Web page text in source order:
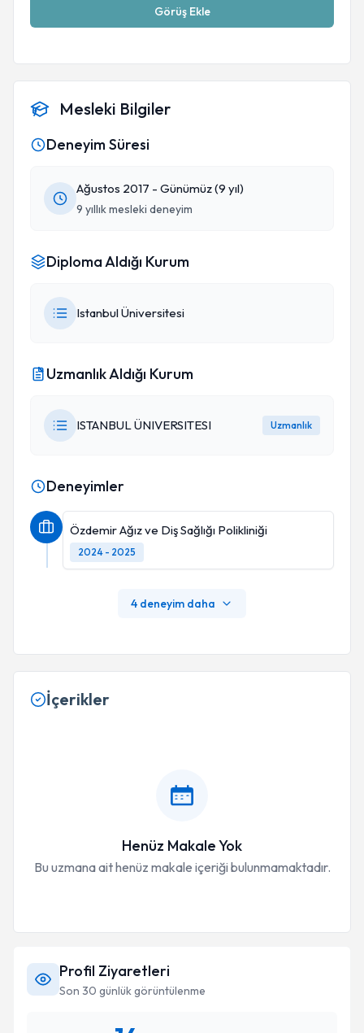
Görüş Ekle
Mesleki Bilgiler
Deneyim Süresi
Ağustos 2017 - Günümüz (9 yıl)
9 yıllık mesleki deneyim
Diploma Aldığı Kurum
Istanbul Üniversitesi
Uzmanlık Aldığı Kurum
ISTANBUL ÜNIVERSITESI Uzmanlık
Deneyimler
Özdemir Ağız ve Diş Sağlığı Polikliniği
2024 - 2025
4 deneyim daha
İçerikler
Henüz Makale Yok
Bu uzmana ait henüz makale içeriği bulunmamaktadır.
Profil Ziyaretleri
Son 30 günlük görüntülenme